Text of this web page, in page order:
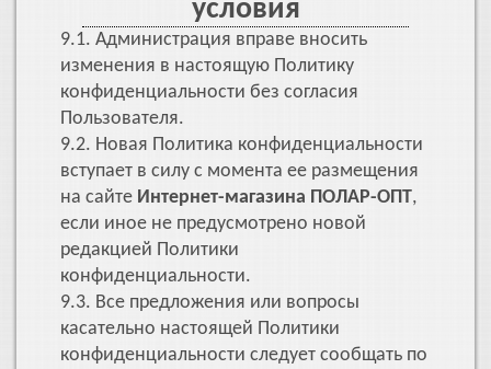
условия
9.1. Администрация вправе вносить
изменения в настоящую Политику
конфиденциальности без согласия
Пользователя.
9.2. Новая Политика конфиденциальности
вступает в силу с момента ее размещения
на сайте Интернет-магазина ПОЛАР-ОПТ,
если иное не предусмотрено новой
редакцией Политики
конфиденциальности.
9.3. Все предложения или вопросы
касательно настоящей Политики
конфиденциальности следует сообщать по